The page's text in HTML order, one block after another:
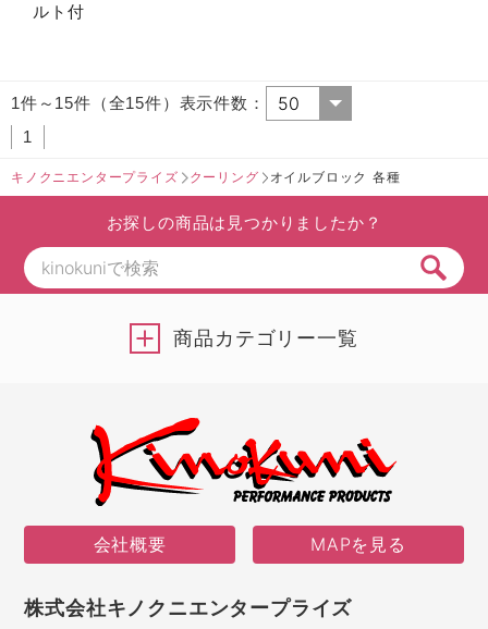
ルト付
1件～15件（全15件）表示件数：
1
キノクニエンタープライズ クーリング オイルブロック 各種
お探しの商品は見つかりましたか？
商品カテゴリー一覧
会社概要 MAPを見る
株式会社キノクニエンタープライズ